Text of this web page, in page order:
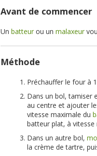
Avant de commencer
Un batteur ou un malaxeur
Méthode
Préchauffer le four à
Dans un bol, tamiser
au centre et ajouter
vitesse maximale du
batteur plat, à
Dans un autre bol,
la crème de tartre,